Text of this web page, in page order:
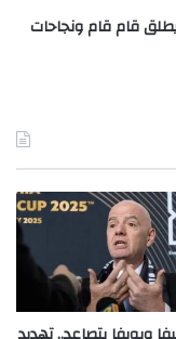
قام قام ونجاحات